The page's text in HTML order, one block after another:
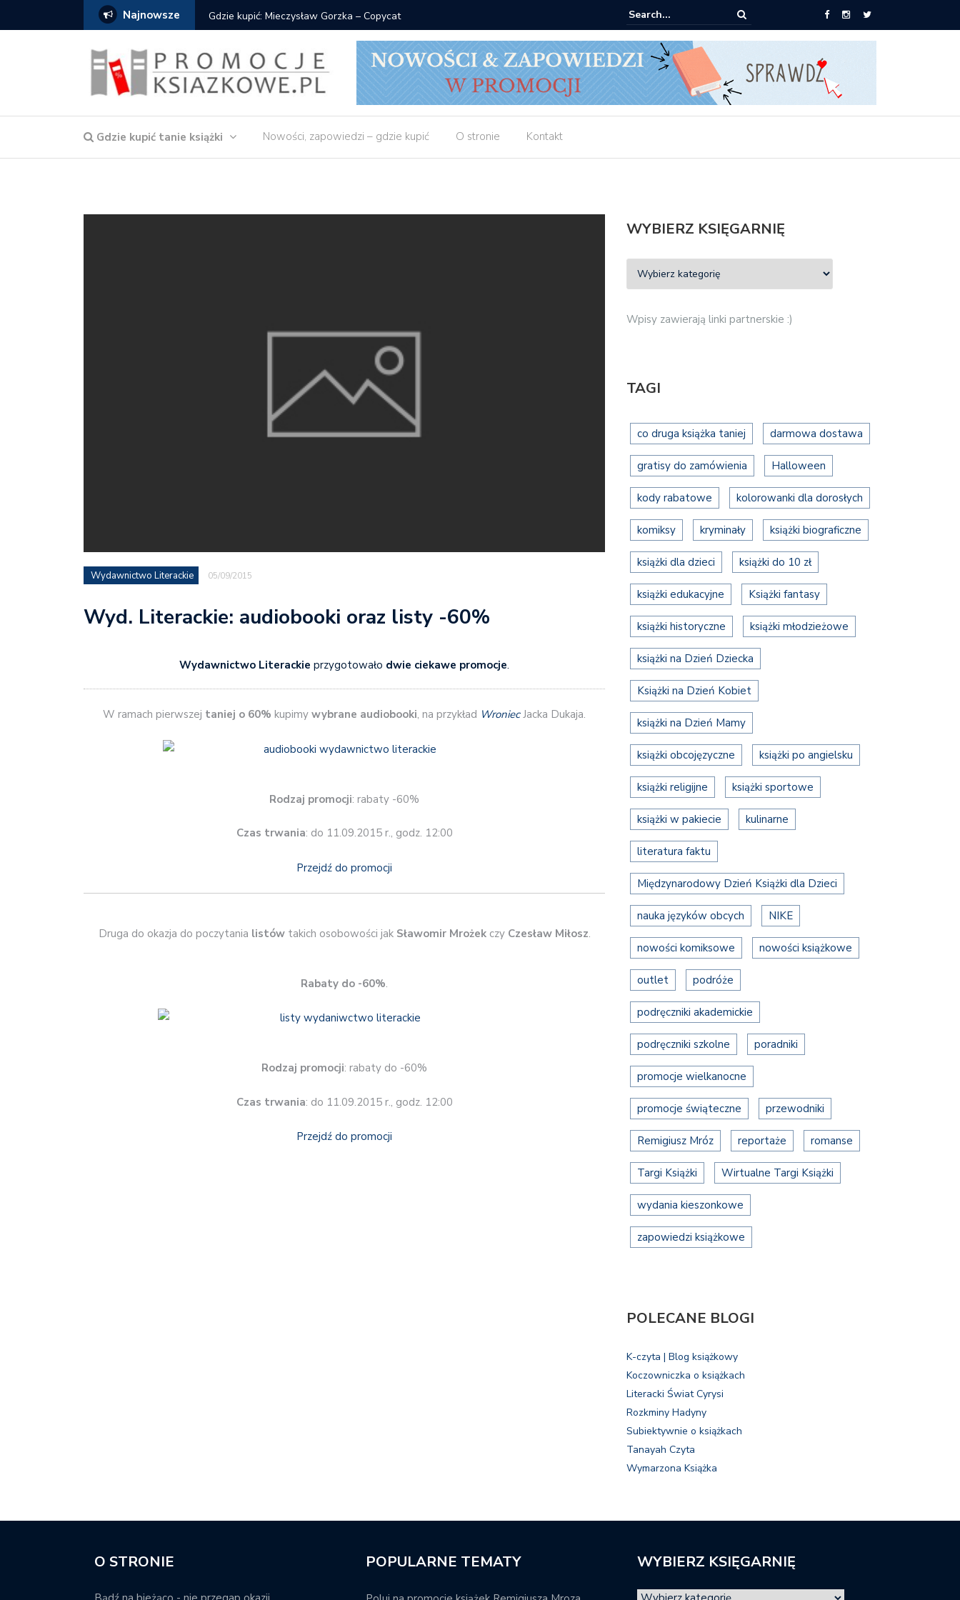
Najnowsze Gdzie kupić: Mieczysław Gorzka – Copycat Znak: książki od 2,90 zł do zamówienia
Gdzie kupić tanie książki Nowości, zapowiedzi – gdzie kupić O stronie Kontakt
Wydawnictwo Literackie 05/09/2015
Wyd. Literackie: audiobooki oraz listy -60%
Wydawnictwo Literackie przygotowało dwie ciekawe promocje.
W ramach pierwszej taniej o 60% kupimy wybrane audiobooki, na przykład WroniecJacka Dukaja.
Rodzaj promocji: rabaty -60%
Czas trwania: do 11.09.2015 r., godz. 12:00
Przejdź do promocji
Druga do okazja do poczytania listówtakich osobowości jak Sławomir MrożekczyCzesław Miłosz.
Rabaty do -60%.
Rodzaj promocji: rabaty do -60%
Czas trwania: do 11.09.2015 r., godz. 12:00
Przejdź do promocji
WYBIERZ KSIĘGARNIĘ
Wpisy zawierają linki partnerskie :)
TAGI
co druga książka taniej darmowa dostawa
gratisy do zamówienia Halloween
kody rabatowe kolorowanki dla dorosłych
komiksy kryminały książki biograficzne
książki dla dzieci książki do 10 zł
książki edukacyjne Książki fantasy
książki historyczne książki młodzieżowe
książki na Dzień Dziecka
Książki na Dzień Kobiet
książki na Dzień Mamy
książki obcojęzyczne książki po angielsku
książki religijne książki sportowe
książki w pakiecie kulinarne
literatura faktu
Międzynarodowy Dzień Książki dla Dzieci
nauka języków obcych NIKE
nowości komiksowe nowości książkowe
outlet podróże
podręczniki akademickie
podręczniki szkolne poradniki
promocje wielkanocne
promocje świąteczne przewodniki
Remigiusz Mróz reportaże romanse
Targi Książki Wirtualne Targi Książki
wydania kieszonkowe
zapowiedzi książkowe
POLECANE BLOGI
K-czyta | Blog książkowy
Koczowniczka o książkach
Literacki Świat Cyrysi
Rozkminy Hadyny
Subiektywnie o książkach
Tanayah Czyta
Wymarzona Książka
O STRONIE POPULARNE TEMATY WYBIERZ KSIĘGARNIĘ